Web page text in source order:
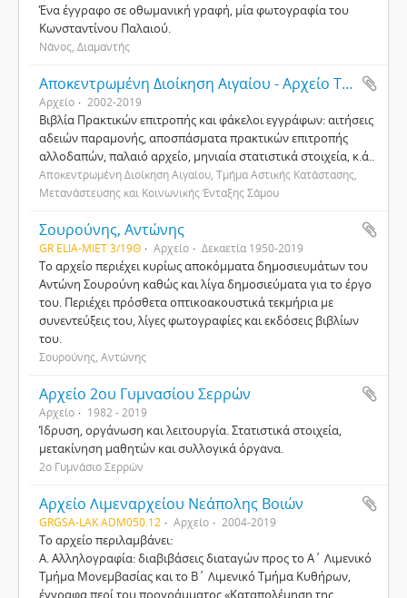
Ένα έγγραφο σε οθωμανική γραφή, μία φωτογραφία του
Κωνσταντίνου Παλαιού.
Νάνος, Διαμαντής
Αποκεντρωμένη Διοίκηση Αιγαίου - Αρχείο Τμήματος Αστικής Κατάστασης, Μετανάστευσης και Κοινωνικής Ένταξης Σάμου
Αρχείο 2002-2019
Βιβλία Πρακτικών επιτροπής και φάκελοι εγγράφων: αιτήσεις
αδειών παραμονής, αποσπάσματα πρακτικών επιτροπής
αλλοδαπών, παλαιό αρχείο, μηνιαία στατιστικά στοιχεία, κ.ά..
Αποκεντρωμένη Διοίκηση Αιγαίου, Τμήμα Αστικής Κατάστασης,
Μετανάστευσης και Κοινωνικής Ένταξης Σάμου
Σουρούνης, Αντώνης
GR ELIA-MIET 3/19Θ Αρχείο Δεκαετία 1950-2019
Το αρχείο περιέχει κυρίως αποκόμματα δημοσιευμάτων του
Αντώνη Σουρούνη καθώς και λίγα δημοσιεύματα για το έργο
του. Περιέχει πρόσθετα οπτικοακουστικά τεκμήρια με
συνεντεύξεις του, λίγες φωτογραφίες και εκδόσεις βιβλίων
του.
Σουρούνης, Αντώνης
Αρχείο 2ου Γυμνασίου Σερρών
Αρχείο 1982 - 2019
Ίδρυση, οργάνωση και λειτουργία. Στατιστικά στοιχεία,
μετακίνηση μαθητών και συλλογικά όργανα.
2ο Γυμνάσιο Σερρών
Αρχείο Λιμεναρχείου Νεάπολης Βοιών
GRGSA-LAK ADM050.12 Αρχείο 2004-2019
Το αρχείο περιλαμβάνει:
Α. Αλληλογραφία: διαβιβάσεις διαταγών προς το Α΄ Λιμενικό
Τμήμα Μονεμβασίας και το Β΄ Λιμενικό Τμήμα Κυθήρων,
έγγραφα περί του προγράμματος «Καταπολέμηση της